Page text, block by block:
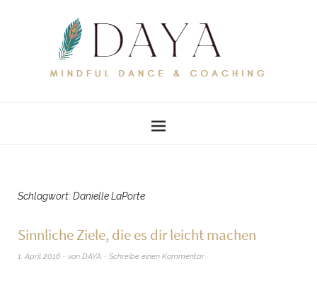
Schlagwort:Danielle LaPorte
Sinnliche Ziele, die es dir leicht machen
1. April 2016 von DAYA Schreibe einen Kommentar